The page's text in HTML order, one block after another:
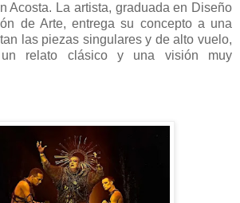
Acosta. La artista, graduada en Diseño
de Arte, entrega su concepto a una
las piezas singulares y de alto vuelo,
un relato clásico y una visión muy